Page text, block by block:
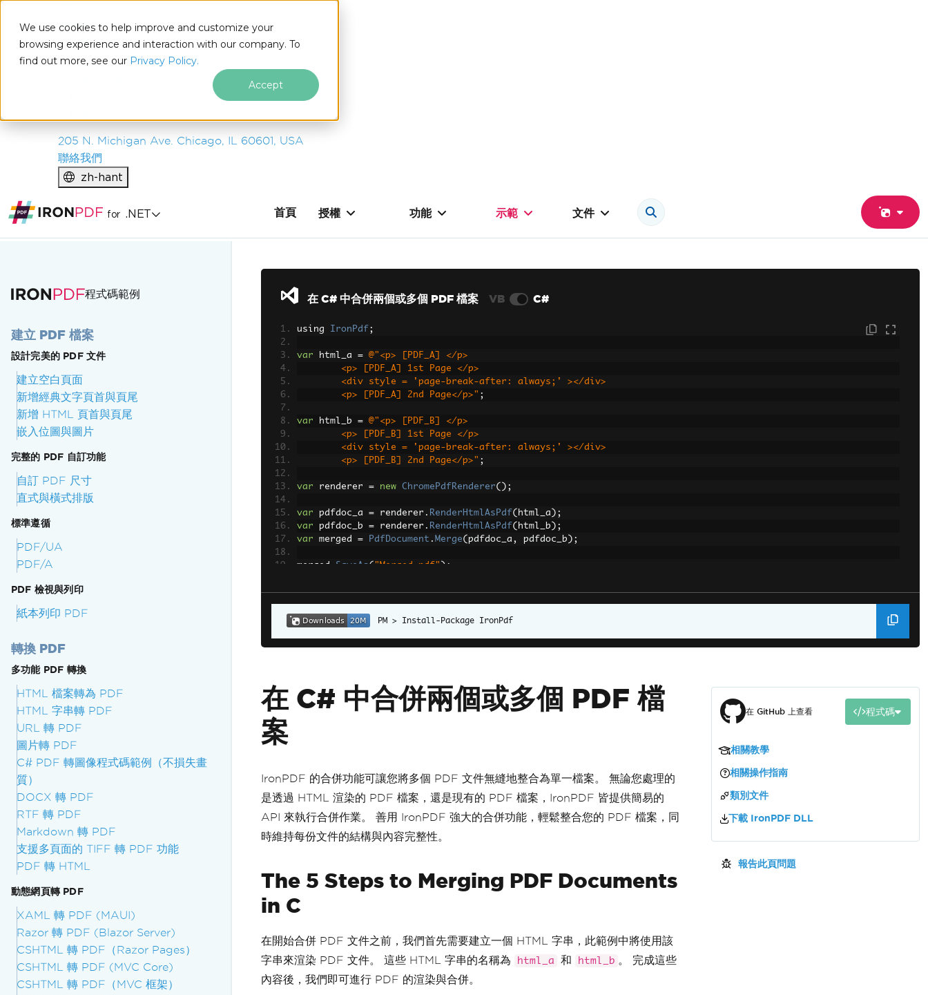
We use cookies to help improve and customize your
browsing experience and interaction with our company. To
find out more, see our Privacy Policy.
Accept
IRONSOFTWARE
產品
企業
205 N. Michigan Ave. Chicago, IL 60601, USA
聯絡我們
zh-hant
for .NET 首頁 授權 功能 示範 文件
程式碼範例
建立 PDF 檔案
設計完美的 PDF 文件
建立空白頁面
新增經典文字頁首與頁尾
新增 HTML 頁首與頁尾
嵌入位圖與圖片
完整的 PDF 自訂功能
自訂 PDF 尺寸
直式與橫式排版
標準遵循
PDF/UA
PDF/A
PDF 檢視與列印
紙本列印 PDF
轉換 PDF
多功能 PDF 轉換
HTML 檔案轉為 PDF
HTML 字串轉 PDF
URL 轉 PDF
圖片轉 PDF
C# PDF 轉圖像程式碼範例（不損失畫
質）
DOCX 轉 PDF
RTF 轉 PDF
Markdown 轉 PDF
支援多頁面的 TIFF 轉 PDF 功能
PDF 轉 HTML
動態網頁轉 PDF
XAML 轉 PDF (MAUI)
Razor 轉 PDF (Blazor Server)
CSHTML 轉 PDF（Razor Pages）
CSHTML 轉 PDF (MVC Core)
CSHTML 轉 PDF（MVC 框架）
在 C# 中合併兩個或多個 PDF 檔案 VB C#
using IronPdf ;
var html_a =
@"<p> [PDF_A] </p>
        <p> [PDF_A] 1st Page </p>
        <div style = 'page-break-after: always;' ></div>
        <p> [PDF_A] 2nd Page</p>"
;
var html_b =
@"<p> [PDF_B] </p>
        <p> [PDF_B] 1st Page </p>
        <div style = 'page-break-after: always;' ></div>
        <p> [PDF_B] 2nd Page</p>"
;
var renderer = new ChromePdfRenderer();
var pdfdoc_a = renderer . RenderHtmlAsPdf( html_a );
var pdfdoc_b = renderer . RenderHtmlAsPdf( html_b );
var merged = PdfDocument . Merge( pdfdoc_a , pdfdoc_b );
merged SaveAs( "Merged.pdf" );
Install-Package IronPdf
在 C# 中合併兩個或多個 PDF 檔
案
IronPDF 的合併功能可讓您將多個 PDF 文件無縫地整合為單一檔案。 無論您處理的
是透過 HTML 渲染的 PDF 檔案，還是現有的 PDF 檔案，IronPDF 皆提供簡易的
API 來執行合併作業。 善用 IronPDF 強大的合併功能，輕鬆整合您的 PDF 檔案，同
時維持每份文件的結構與內容完整性。
The 5 Steps to Merging PDF Documents
in C
在開始合併 PDF 文件之前，我們首先需要建立一個 HTML 字串，此範例中將使用該
字串來渲染 PDF 文件。 這些 HTML 字串的名稱為
html_a 和 html_b 。 完成這些
內容後，我們即可進行 PDF 的渲染與合併。
在 GitHub 上查看 程式碼
相關教學
相關操作指南
類別文件
下載 IronPDF DLL
報告此頁問題